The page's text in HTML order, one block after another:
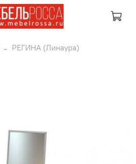
РЕГИНА (Линаура)